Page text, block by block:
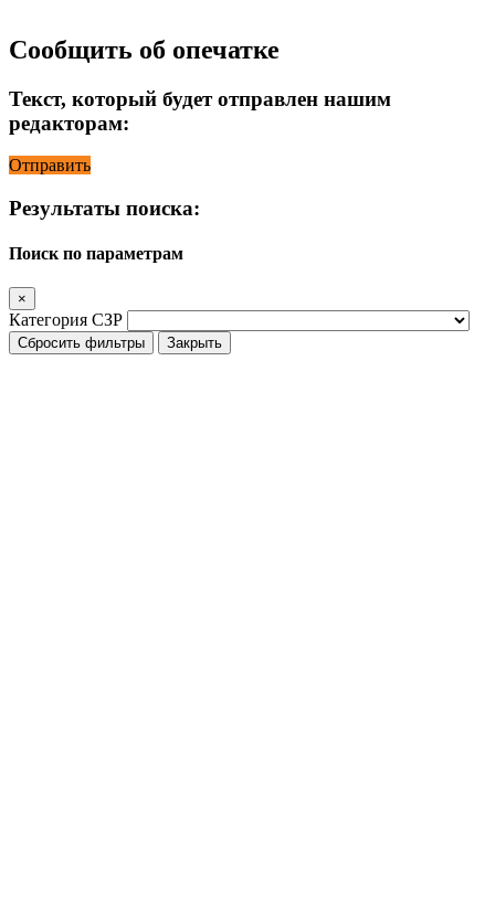
Сообщить об опечатке
Текст, который будет отправлен нашим
редакторам:
Отправить
Результаты поиска:
Поиск по параметрам
×
Категория СЗР
Сбросить фильтры Закрыть